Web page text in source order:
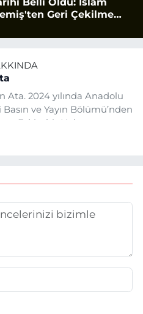
Geri Çekilme
Ata. 2024 yılında Anadolu
ve Yayın Bölümü’nden
Eskişehir Haber
(EHA) muhabir ve editör